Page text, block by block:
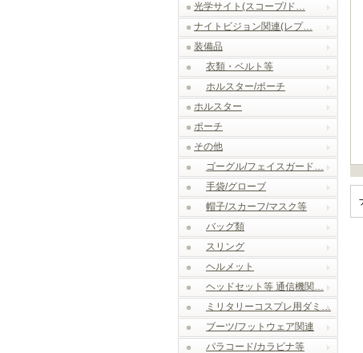
光学サイト(スコープ/ド…
ナイトビジョン関連(レプ…
装備品
衣類・ベルト等
ホルスター/ポーチ
ホルスター
ポーチ
その他
ゴーグル/フェイスガード…
手袋/グローブ
帽子/スカーフ/マスク等
バッグ類
スリング
ヘルメット
ヘッドセット等 通信機関…
ミリタリーコスプレ用ダミ…
ブーツ/フットウェア関連
パラコード/カラビナ等